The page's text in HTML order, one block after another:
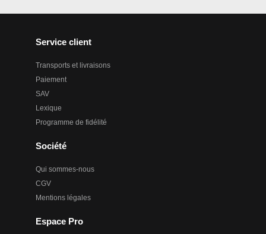
Service client
Transports et livraisons
Paiement
SAV
Lexique
Programme de fidélité
Société
Qui sommes-nous
CGV
Mentions légales
Espace Pro